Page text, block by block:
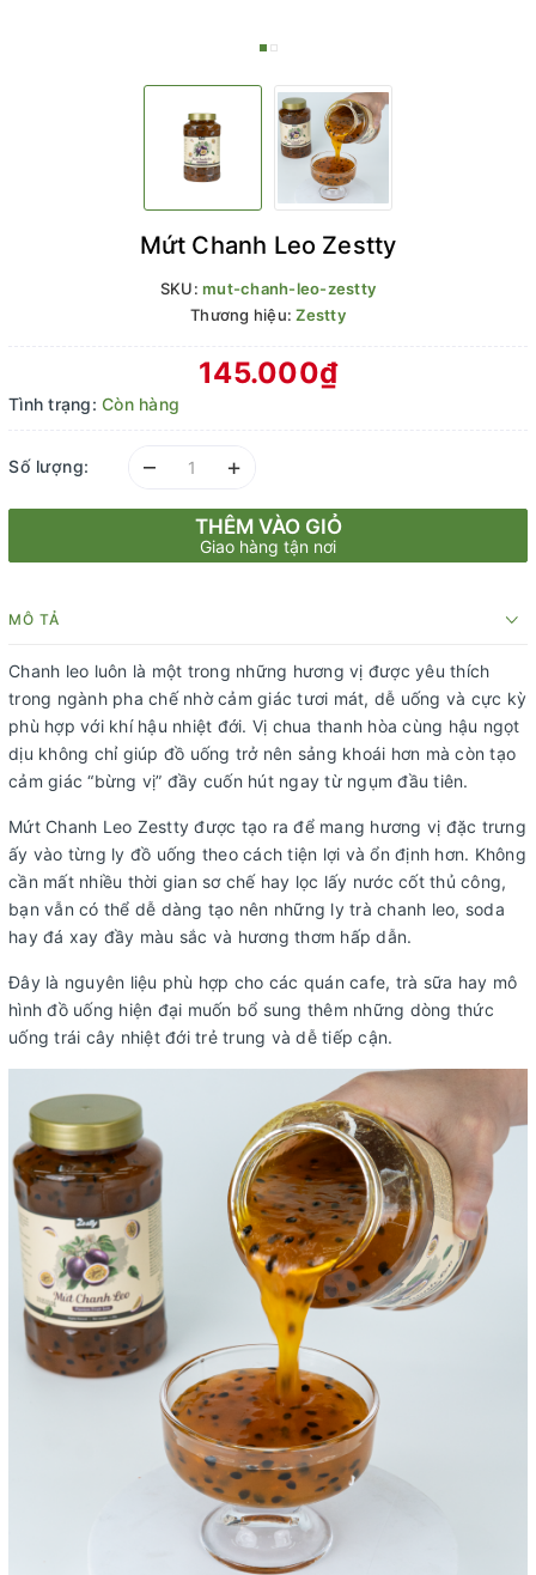
Mứt Chanh Leo Zestty
SKU:mut-chanh-leo-zestty
Thương hiệu:Zestty
145.000₫
Tình trạng: Còn hàng
Số lượng: – +
THÊM VÀO GIỎ
Giao hàng tận nơi
MÔ TẢ
Chanh leo luôn là một trong những hương vị được yêu thích
trong ngành pha chế nhờ cảm giác tươi mát, dễ uống và cực kỳ
phù hợp với khí hậu nhiệt đới. Vị chua thanh hòa cùng hậu ngọt
dịu không chỉ giúp đồ uống trở nên sảng khoái hơn mà còn tạo
cảm giác “bừng vị” đầy cuốn hút ngay từ ngụm đầu tiên.
Mứt Chanh Leo Zestty được tạo ra để mang hương vị đặc trưng
ấy vào từng ly đồ uống theo cách tiện lợi và ổn định hơn. Không
cần mất nhiều thời gian sơ chế hay lọc lấy nước cốt thủ công,
bạn vẫn có thể dễ dàng tạo nên những ly trà chanh leo, soda
hay đá xay đầy màu sắc và hương thơm hấp dẫn.
Đây là nguyên liệu phù hợp cho các quán cafe, trà sữa hay mô
hình đồ uống hiện đại muốn bổ sung thêm những dòng thức
uống trái cây nhiệt đới trẻ trung và dễ tiếp cận.